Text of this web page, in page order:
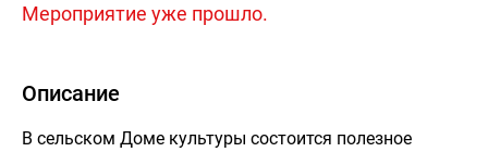
Мероприятие уже прошло.
Описание
В сельском Доме культуры состоится полезное